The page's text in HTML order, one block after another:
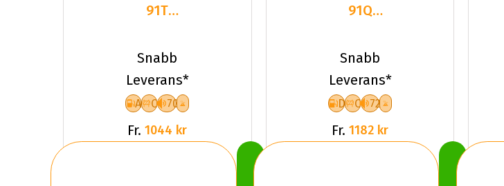
91T
SNOW-H
MSL01 XL
Fr
Snabb
Leverans*
A C 70
Fr. 1044 kr
91Q
WS-1 XL
Friktion
2024
Snabb
Leverans*
D C 72
Fr. 1182 kr